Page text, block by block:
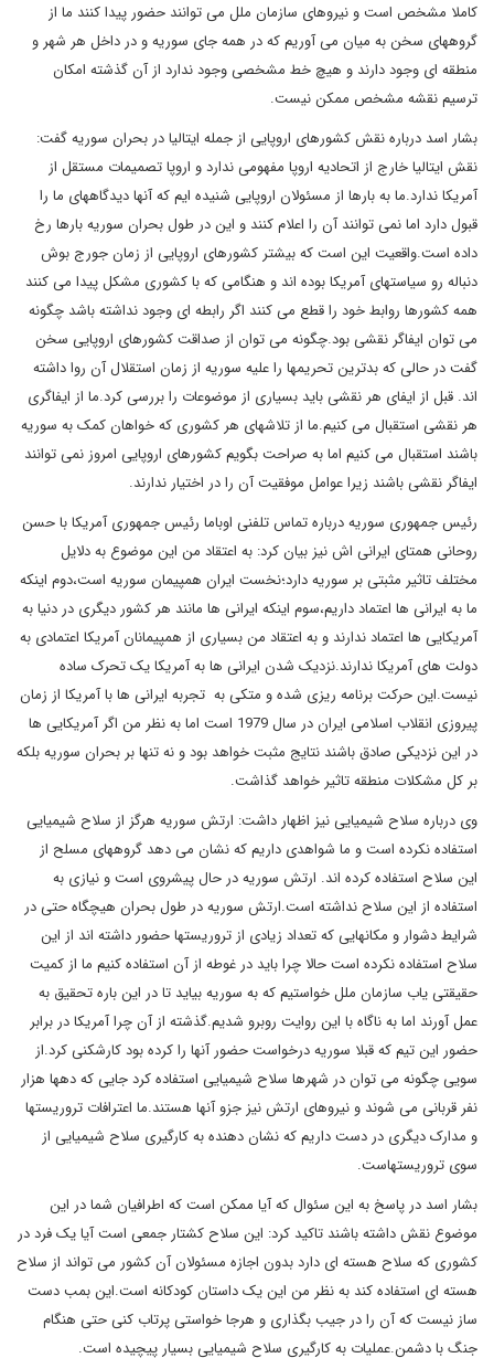
کاملا مشخص است و نیروهای سازمان ملل می توانند حضور پیدا کنند ما از
گروههای سخن به میان می آوریم که در همه جای سوریه و در داخل هر شهر و
منطقه ای وجود دارند و هیچ خط مشخصی وجود ندارد از آن گذشته امکان
ترسیم نقشه مشخص ممکن نیست.
بشار اسد درباره نقش کشورهای اروپایی از جمله ایتالیا در بحران سوریه گفت:
نقش ایتالیا خارج از اتحادیه اروپا مفهومی ندارد و اروپا تصمیمات مستقل از
آمریکا ندارد.ما به بارها از مسئولان اروپایی شنیده ایم که آنها دیدگاههای ما را
قبول دارد اما نمی توانند آن را اعلام کنند و این در طول بحران سوریه بارها رخ
داده است.واقعیت این است که بیشتر کشورهای اروپایی از زمان جورج بوش
دنباله رو سیاستهای آمریکا بوده اند و هنگامی که با کشوری مشکل پیدا می کنند
همه کشورها روابط خود را قطع می کنند اگر رابطه ای وجود نداشته باشد چگونه
می توان ایفاگر نقشی بود.چگونه می توان از صداقت کشورهای اروپایی سخن
گفت در حالی که بدترین تحریمها را علیه سوریه از زمان استقلال آن روا داشته
اند. قبل از ایفای هر نقشی باید بسیاری از موضوعات را بررسی کرد.ما از ایفاگری
هر نقشی استقبال می کنیم.ما از تلاشهای هر کشوری که خواهان کمک به سوریه
باشند استقبال می کنیم اما به صراحت بگویم کشورهای اروپایی امروز نمی توانند
ایفاگر نقشی باشند زیرا عوامل موفقیت آن را در اختیار ندارند.
رئیس جمهوری سوریه درباره تماس تلفنی اوباما رئیس جمهوری آمریکا با حسن
روحانی همتای ایرانی اش نیز بیان کرد: به اعتقاد من این موضوع به دلایل
مختلف تاثیر مثبتی بر سوریه دارد؛نخست ایران همپیمان سوریه است،دوم اینکه
ما به ایرانی ها اعتماد داریم،سوم اینکه ایرانی ها مانند هر کشور دیگری در دنیا به
آمریکایی ها اعتماد ندارند و به اعتقاد من بسیاری از همپیمانان آمریکا اعتمادی به
دولت های آمریکا ندارند.نزدیک شدن ایرانی ها به آمریکا یک تحرک ساده
نیست.این حرکت برنامه ریزی شده و متکی به تجربه ایرانی ها با آمریکا از زمان
پیروزی انقلاب اسلامی ایران در سال 1979 است اما به نظر من اگر آمریکایی ها
در این نزدیکی صادق باشند نتایج مثبت خواهد بود و نه تنها بر بحران سوریه بلکه
بر کل مشکلات منطقه تاثیر خواهد گذاشت.
وی درباره سلاح شیمیایی نیز اظهار داشت: ارتش سوریه هرگز از سلاح شیمیایی
استفاده نکرده است و ما شواهدی داریم که نشان می دهد گروههای مسلح از
این سلاح استفاده کرده اند. ارتش سوریه در حال پیشروی است و نیازی به
استفاده از این سلاح نداشته است.ارتش سوریه در طول بحران هیچگاه حتی در
شرایط دشوار و مکانهایی که تعداد زیادی از تروریستها حضور داشته اند از این
سلاح استفاده نکرده است حالا چرا باید در غوطه از آن استفاده کنیم ما از کمیت
حقیقتی یاب سازمان ملل خواستیم که به سوریه بیاید تا در این باره تحقیق به
عمل آورند اما به ناگاه با این روایت روبرو شدیم.گذشته از آن چرا آمریکا در برابر
حضور این تیم که قبلا سوریه درخواست حضور آنها را کرده بود کارشکنی کرد.از
سویی چگونه می توان در شهرها سلاح شیمیایی استفاده کرد جایی که دهها هزار
نفر قربانی می شوند و نیروهای ارتش نیز جزو آنها هستند.ما اعترافات تروریستها
و مدارک دیگری در دست داریم که نشان دهنده به کارگیری سلاح شیمیایی از
سوی تروریستهاست.
بشار اسد در پاسخ به این سئوال که آیا ممکن است که اطرافیان شما در این
موضوع نقش داشته باشند تاکید کرد: این سلاح کشتار جمعی است آیا یک فرد در
کشوری که سلاح هسته ای دارد بدون اجازه مسئولان آن کشور می تواند از سلاح
هسته ای استفاده کند به نظر من این یک داستان کودکانه است.این بمب دست
ساز نیست که آن را در جیب بگذاری و هرجا خواستی پرتاب کنی حتی هنگام
جنگ با دشمن.عملیات به کارگیری سلاح شیمیایی بسیار پیچیده است.